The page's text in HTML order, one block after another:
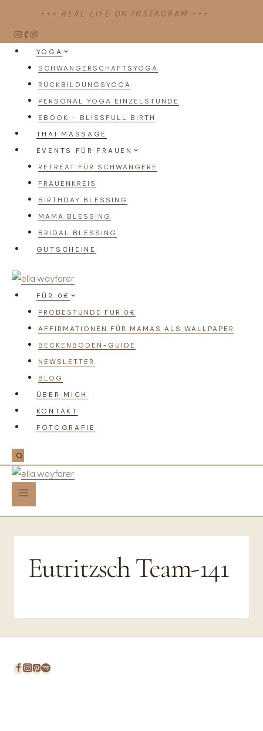
springen
+++ REAL LIFE ON INSTAGRAM +++
YOGA
SCHWANGERSCHAFTSYOGA
RÜCKBILDUNGSYOGA
PERSONAL YOGA EINZELSTUNDE
EBOOK – BLISSFULL BIRTH
THAI MASSAGE
EVENTS FÜR FRAUEN
RETREAT FÜR SCHWANGERE
FRAUENKREIS
BIRTHDAY BLESSING
MAMA BLESSING
BRIDAL BLESSING
GUTSCHEINE
FÜR 0€
PROBESTUNDE FÜR 0€
AFFIRMATIONEN FÜR MAMAS ALS WALLPAPER
BECKENBODEN-GUIDE
NEWSLETTER
BLOG
ÜBER MICH
KONTAKT
FOTOGRAFIE
Eutritzsch Team-141